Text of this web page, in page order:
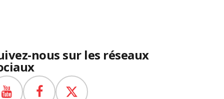
nous sur les réseaux